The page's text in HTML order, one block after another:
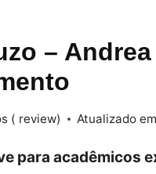
–
( review) Atualizado em
para acadêmicos